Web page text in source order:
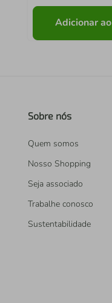
Adicionar
Sobre nós
Quem somos
Nosso Shopping
Seja associado
Trabalhe conosco
Sustentabilidade